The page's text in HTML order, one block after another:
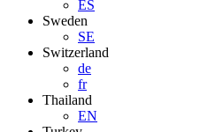
ES
Sweden
SE
Switzerland
de
fr
Thailand
EN